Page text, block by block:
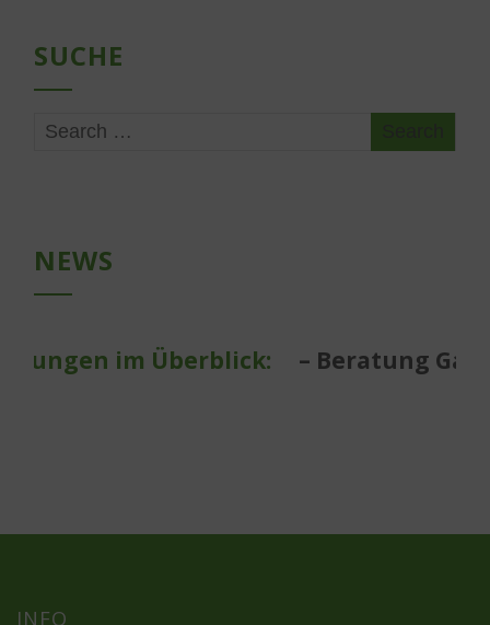
SUCHE
NEWS
im Überblick: – Beratung
INFO